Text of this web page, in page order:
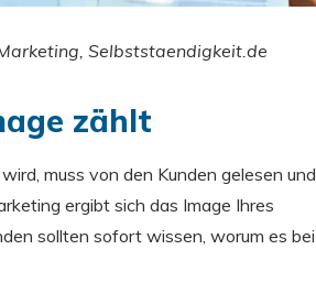
Selbststaendigkeit.de
zählt
muss von den Kunden gelesen und
ergibt sich das Image Ihres
sollten sofort wissen, worum es bei